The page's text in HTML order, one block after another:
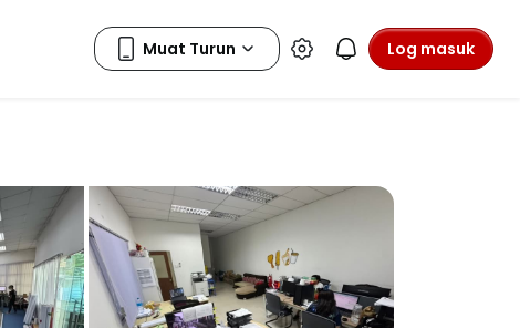
Log masuk